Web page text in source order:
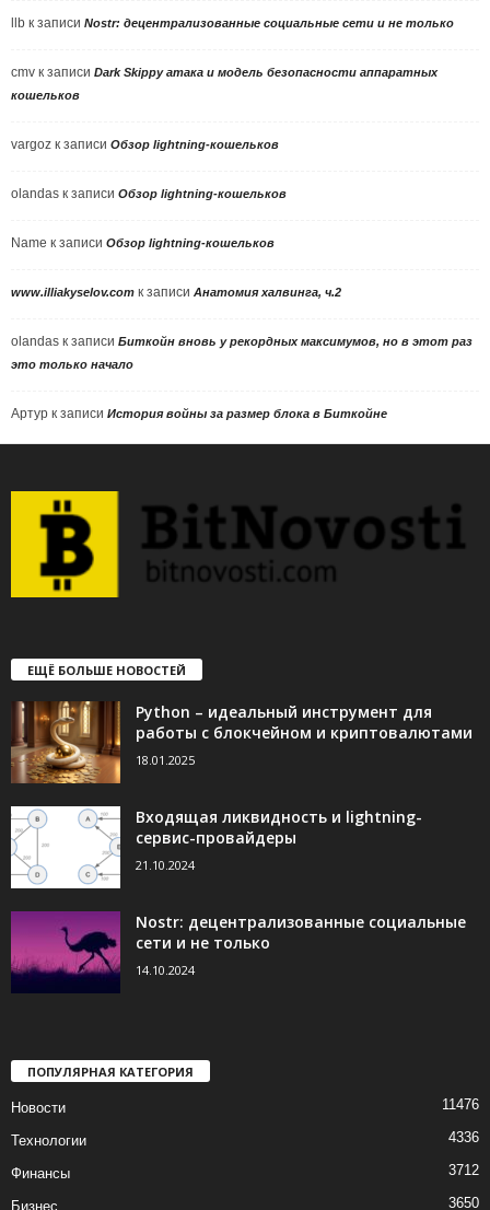
llb к записи Nostr: децентрализованные социальные сети и не только
cmv к записи Dark Skippy атака и модель безопасности аппаратных
кошельков
vargoz к записи Обзор lightning-кошельков
olandas к записи Обзор lightning-кошельков
Name к записи Обзор lightning-кошельков
www.illiakyselov.com к записи Анатомия халвинга, ч.2
olandas к записи Биткойн вновь у рекордных максимумов, но в этот раз
это только начало
Артур к записи История войны за размер блока в Биткойне
ЕЩЁ БОЛЬШЕ НОВОСТЕЙ
Python – идеальный инструмент для
работы с блокчейном и криптовалютами
18.01.2025
Входящая ликвидность и lightning-
сервис-провайдеры
21.10.2024
Nostr: децентрализованные социальные
сети и не только
14.10.2024
ПОПУЛЯРНАЯ КАТЕГОРИЯ
Новости 11476
Технологии 4336
Финансы 3712
Бизнес 3650